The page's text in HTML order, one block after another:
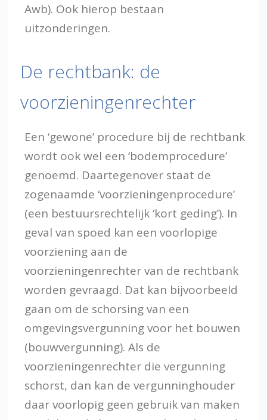
Awb). Ook hierop bestaan
uitzonderingen.
De rechtbank: de
voorzieningenrechter
Een ‘gewone’ procedure bij de rechtbank
wordt ook wel een ‘bodemprocedure’
genoemd. Daartegenover staat de
zogenaamde ‘voorzieningenprocedure’
(een bestuursrechtelijk ‘kort geding’). In
geval van spoed kan een voorlopige
voorziening aan de
voorzieningenrechter van de rechtbank
worden gevraagd. Dat kan bijvoorbeeld
gaan om de schorsing van een
omgevingsvergunning voor het bouwen
(bouwvergunning). Als de
voorzieningenrechter die vergunning
schorst, dan kan de vergunninghouder
daar voorlopig geen gebruik van maken